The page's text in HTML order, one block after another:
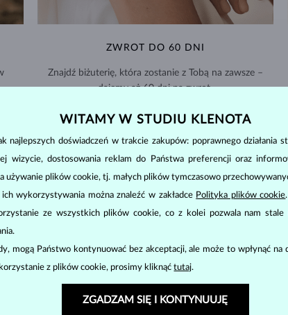
ZWROT DO 60 DNI
Znajdź biżuterię, która zostanie z Tobą na zawsze –
dajemy aż 60 dni na zwrot.
WYMIANY I ZWROTY >
BIŻUTERIADIAMENTOWA
parametry, tzw.
popularny jest okrągły szlif, tak zwany
.
lub trójkątny krój z ostrymi narożnikami, szczególnie
tak zwanych „inkluzji”, czyli wewnętrznych
WITAMY W STUDIU KLENOTA
najlepszych doświadczeń w trakcie zakupów: poprawnego działania
wizycie, dostosowania reklam do Państwa preferencji oraz
używanie plików cookie, tj. małych plików tymczasowo
wykorzystywania można znaleźć w zakładce Polityka plików cookie
ze wszystkich plików cookie, co z kolei pozwala nam
mogą Państwo kontynuować bez akceptacji, ale może to wpłynąć na
z plików cookie, prosimy kliknąćtutaj.
ZGADZAM SIĘ I KONTYNUUJĘ